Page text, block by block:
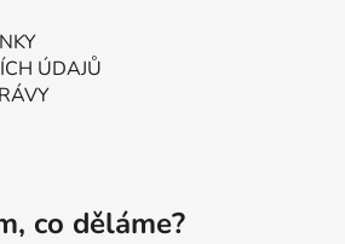
ÚDAJŮ
co děláme?